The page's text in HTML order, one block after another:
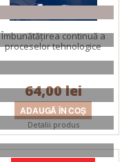
Îmbunătățirea continuă a
proceselor tehnologice
64,00 lei
Detalii produs